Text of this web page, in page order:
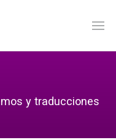
y traducciones